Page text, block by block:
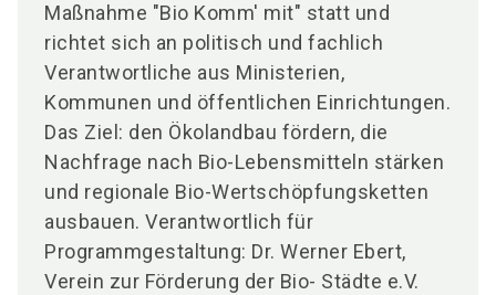
Maßnahme "Bio Komm' mit" statt und
richtet sich an politisch und fachlich
Verantwortliche aus Ministerien,
Kommunen und öffentlichen Einrichtungen.
Das Ziel: den Ökolandbau fördern, die
Nachfrage nach Bio-Lebensmitteln stärken
und regionale Bio-Wertschöpfungsketten
ausbauen. Verantwortlich für
Programmgestaltung: Dr. Werner Ebert,
Verein zur Förderung der Bio- Städte e.V.